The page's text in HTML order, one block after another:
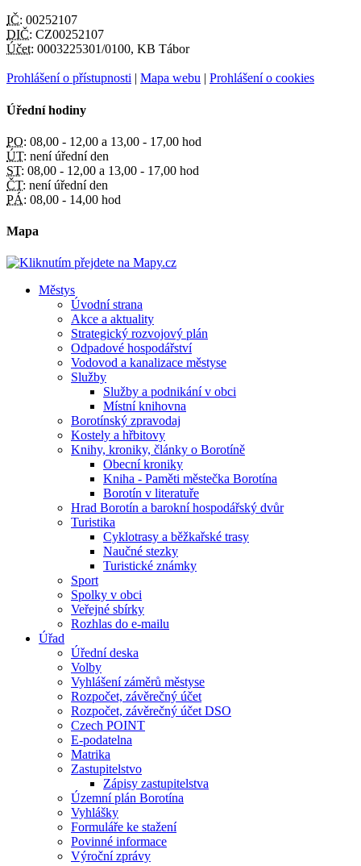
IČ: 00252107
DIČ: CZ00252107
Účet: 0003225301/0100, KB Tábor
Prohlášení o přístupnosti | Mapa webu | Prohlášení o cookies
Úřední hodiny
PO: 08,00 - 12,00 a 13,00 - 17,00 hod
ÚT: není úřední den
ST: 08,00 - 12,00 a 13,00 - 17,00 hod
ČT: není úřední den
PÁ: 08,00 - 14,00 hod
Mapa
Městys
Úvodní strana
Akce a aktuality
Strategický rozvojový plán
Odpadové hospodářství
Vodovod a kanalizace městyse
Služby
Služby a podnikání v obci
Místní knihovna
Borotínský zpravodaj
Kostely a hřbitovy
Knihy, kroniky, články o Borotíně
Obecní kroniky
Kniha - Paměti městečka Borotína
Borotín v literatuře
Hrad Borotín a barokní hospodářský dvůr
Turistika
Cyklotrasy a běžkařské trasy
Naučné stezky
Turistické známky
Sport
Spolky v obci
Veřejné sbírky
Rozhlas do e-mailu
Úřad
Úřední deska
Volby
Vyhlášení záměrů městyse
Rozpočet, závěrečný účet
Rozpočet, závěrečný účet DSO
Czech POINT
E-podatelna
Matrika
Zastupitelstvo
Zápisy zastupitelstva
Územní plán Borotína
Vyhlášky
Formuláře ke stažení
Povinné informace
Výroční zprávy